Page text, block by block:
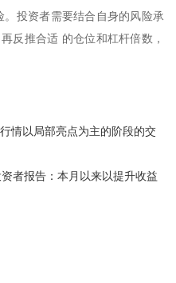
投资者需要结合自身的风险承
反推合适 的仓位和杠杆倍数，
情以局部亮点为主的阶段的交
者报告：本月以来以提升收益